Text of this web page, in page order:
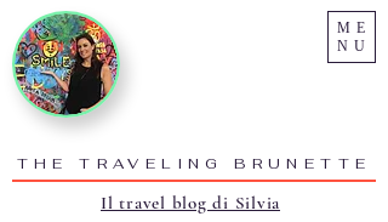
ME
NU
THE TRAVELING BRUNETTE
Il travel blog di Silvia